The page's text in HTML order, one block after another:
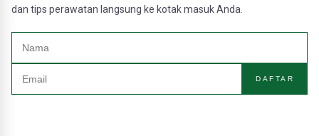
dan tips perawatan langsung ke kotak masuk Anda.
DAFTAR